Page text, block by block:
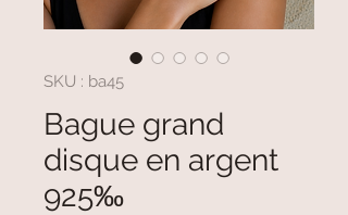
SKU : ba45
Bague grand
disque en argent
925‰